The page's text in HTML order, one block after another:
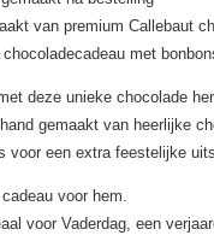
van premium Callebaut
met
deze unieke chocolade
gemaakt van heerlijke
voor een extra feestelijke
voor hem.
voor Vaderdag, een